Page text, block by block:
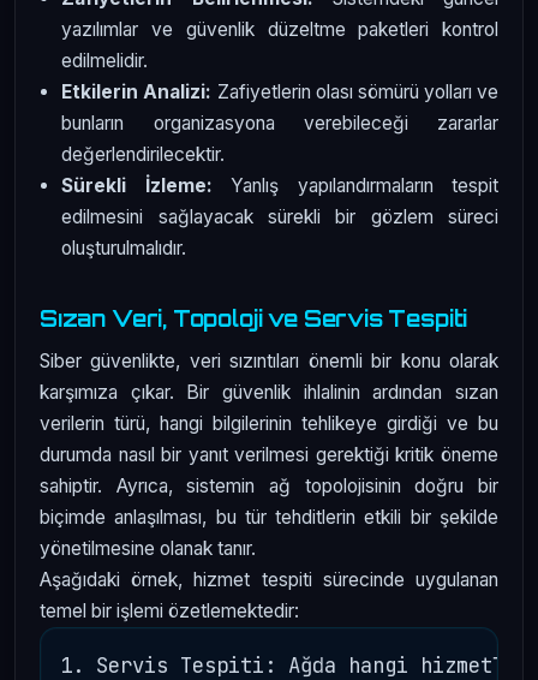
yazılımlar ve güvenlik düzeltme paketleri kontrol
edilmelidir.
Etkilerin Analizi: Zafiyetlerin olası sömürü yolları ve
bunların organizasyona verebileceği zararlar
değerlendirilecektir.
Sürekli İzleme: Yanlış yapılandırmaların tespit
edilmesini sağlayacak sürekli bir gözlem süreci
oluşturulmalıdır.
Sızan Veri, Topoloji ve Servis Tespiti
Siber güvenlikte, veri sızıntıları önemli bir konu olarak
karşımıza çıkar. Bir güvenlik ihlalinin ardından sızan
verilerin türü, hangi bilgilerinin tehlikeye girdiği ve bu
durumda nasıl bir yanıt verilmesi gerektiği kritik öneme
sahiptir. Ayrıca, sistemin ağ topolojisinin doğru bir
biçimde anlaşılması, bu tür tehditlerin etkili bir şekilde
yönetilmesine olanak tanır.
Aşağıdaki örnek, hizmet tespiti sürecinde uygulanan
temel bir işlemi özetlemektedir:
1. Servis Tespiti: Ağda hangi